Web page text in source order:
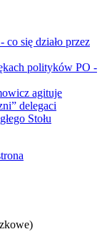
co się działo przez
polityków PO -
agituje
delegaci
Stołu